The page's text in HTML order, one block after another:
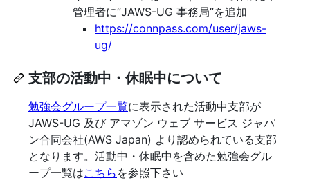
管理者に”JAWS-UG 事務局”を追加
https://connpass.com/user/jaws-
ug/
支部の活動中・休眠中について
勉強会グループ一覧に表示された活動中支部が
JAWS-UG 及び アマゾン ウェブ サービス ジャパ
ン合同会社(AWS Japan) より認められている支部
となります。活動中・休眠中を含めた勉強会グル
ープ一覧はこちら を参照下さい